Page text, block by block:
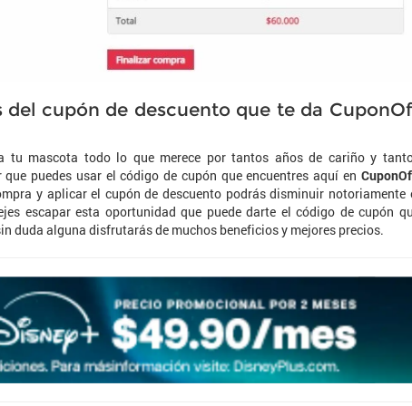
del cupón de descuento que te da
tu mascota todo lo que merece por tantos años de cariño y
puedes usar el código de cupón que encuentres aquí en
y aplicar el cupón de descuento podrás disminuir notoriamente
escapar esta oportunidad que puede darte el código de cupón
duda alguna disfrutarás de muchos beneficios y mejores precios.